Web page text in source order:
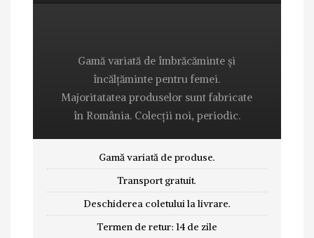
Gamă variată de îmbrăcăminte și
încălțăminte pentru femei.
Majoritatatea produselor sunt fabricate
în România. Colecții noi, periodic.
Gamă variată de produse.
Transport gratuit.
Deschiderea coletului la livrare.
Termen de retur: 14 de zile